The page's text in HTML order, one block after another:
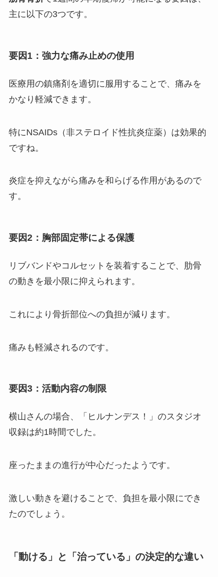
主に以下の3つです。
要因1：強力な痛み止めの使用
医療用の鎮痛剤を適切に服用することで、痛みを
かなり軽減できます。
特にNSAIDs（非ステロイド性抗炎症薬）は効果的
ですね。
炎症を抑えながら痛みを和らげる作用があるので
す。
要因2：胸部固定帯による保護
リブバンドやコルセットを装着することで、肋骨
の動きを最小限に抑えられます。
これにより骨折部位への負担が減ります。
痛みも軽減されるのです。
要因3：活動内容の制限
横山さんの場合、「ヒルナンデス！」のスタジオ
収録は約1時間でした。
座ったままの進行が中心だったようです。
激しい動きを避けることで、負担を最小限にでき
たのでしょう。
「動ける」と「治っている」の決定的な違い